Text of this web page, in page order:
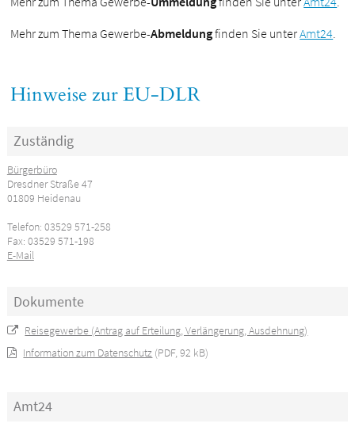
Mehr zum Thema Gewerbe-Abmeldungfinden Sie unterAmt24.
Hinweise zur EU-DLR
Zuständig
Bürgerbüro
Dresdner Straße 47
01809 Heidenau
Telefon: 03529 571-258
Fax: 03529 571-198
E-Mail
Dokumente
Reisegewerbe (Antrag auf Erteilung, Verlängerung, Ausdehnung)
Information zum Datenschutz (PDF, 92 kB)
Amt24